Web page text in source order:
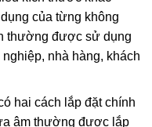
của từng không
thường được sử dụng
nhà hàng, khách
hai cách lắp đặt chính
âm thường được lắp